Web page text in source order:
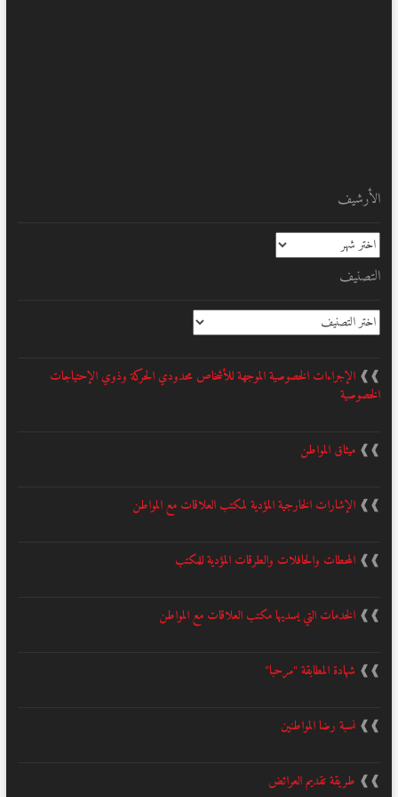
الأرشيف
الأرشيف
التصنيف
التصنيف
❱❱ الإجراءات الخصوصية الموجهة للأشخاص محدودي الحركة وذوي الإحتياجات
الخصوصية
❱❱ ميثاق المواطن
❱❱ الإشارات الخارجية المؤدية لمكتب العلاقات مع المواطن
❱❱ المحطات والحافلات والطرقات المؤدية للمكتب
❱❱ الخدمات التي يسديها مكتب العلاقات مع المواطن
❱❱ شهادة المطابقة "مرحبا"
❱❱ نسبة رضا المواطنين
❱❱ طريقة تقديم العرائض